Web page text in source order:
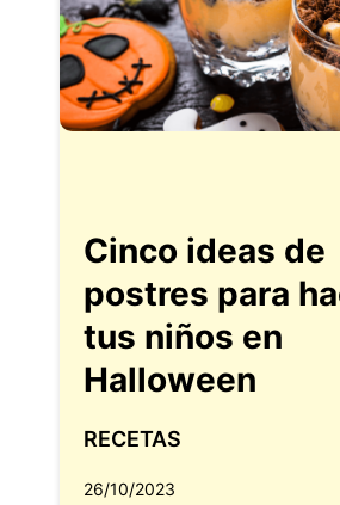
Cinco ideas de
postres para
tus niños en
Halloween
RECETAS
26/10/2023